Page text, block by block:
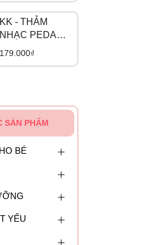
KK - THẢM
NHẠC PEDAL
PIANO
179.000₫
SẢN PHẨM
BÉ
YẾU